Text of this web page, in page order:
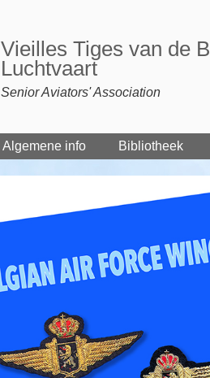
Vieilles Tiges van de
Luchtvaart
Senior Aviators' Association
Algemene info Bibliotheek